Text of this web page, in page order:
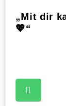
„Mit dir
💖“